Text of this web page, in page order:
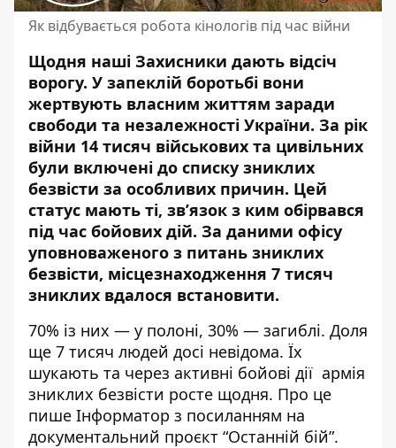
Як відбувається робота кінологів під час війни
Щодня наші Захисники дають відсіч
ворогу. У запеклій боротьбі вони
жертвують власним життям заради
свободи та незалежності України. За рік
війни 14 тисяч військових та цивільних
були включені до списку зниклих
безвісти за особливих причин. Цей
статус мають ті, зв’язок з ким обірвався
під час бойових дій. За даними офісу
уповноваженого з питань зниклих
безвісти, місцезнаходження 7 тисяч
зниклих вдалося встановити.
70% із них — у полоні, 30% — загиблі. Доля
ще 7 тисяч людей досі невідома. Їх
шукають та через активні бойові дії армія
зниклих безвісти росте щодня. Про це
пише Інформатор з посиланням на
документальний проєкт “Останній бій”.